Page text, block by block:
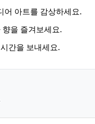
어 아트를 감상하세요.
을 즐겨보세요.
간을 보내세요.